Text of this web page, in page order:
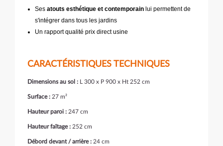
Ses atouts esthétique et contemporain lui permettent de
s'intégrer dans tous les jardins
Un rapport qualité prix direct usine
CARACTÉRISTIQUES TECHNIQUES
Dimensions au sol : L 300 x P 900 x Ht 252 cm
Surface : 27 m²
Hauteur paroi : 247 cm
Hauteur faîtage : 252 cm
Débord devant / arrière : 24 cm